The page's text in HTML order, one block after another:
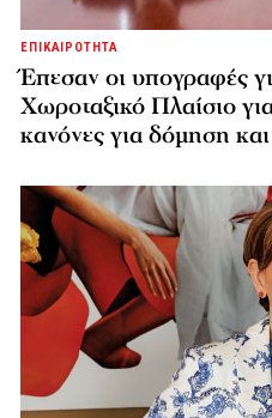
ΕΠΙΚΑΙΡΟΤΗΤΑ
Έπεσαν οι υπογραφές
Χωροταξικό Πλαίσιο
κανόνες για δόμηση